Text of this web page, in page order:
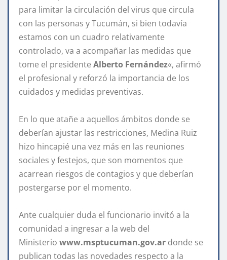
para limitar la circulación del virus que circula
con las personas y Tucumán, si bien todavía
estamos con un cuadro relativamente
controlado, va a acompañar las medidas que
tome el presidente Alberto Fernández«, afirmó
el profesional y reforzó la importancia de los
cuidados y medidas preventivas.
En lo que atañe a aquellos ámbitos donde se
deberían ajustar las restricciones, Medina Ruiz
hizo hincapié una vez más en las reuniones
sociales y festejos, que son momentos que
acarrean riesgos de contagios y que deberían
postergarse por el momento.
Ante cualquier duda el funcionario invitó a la
comunidad a ingresar a la web del
Ministerio www.msptucuman.gov.ar donde se
publican todas las novedades respecto a la